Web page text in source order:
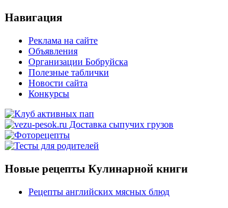
Навигация
Реклама на сайте
Объявления
Организации Бобруйска
Полезные таблички
Новости сайта
Конкурсы
Новые рецепты Кулинарной книги
Рецепты английских мясных блюд